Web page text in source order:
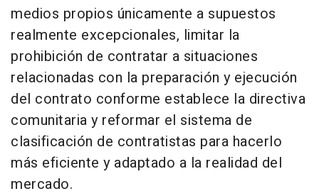
medios propios únicamente a supuestos
realmente excepcionales, limitar la
prohibición de contratar a situaciones
relacionadas con la preparación y ejecución
del contrato conforme establece la directiva
comunitaria y reformar el sistema de
clasificación de contratistas para hacerlo
más eficiente y adaptado a la realidad del
mercado.